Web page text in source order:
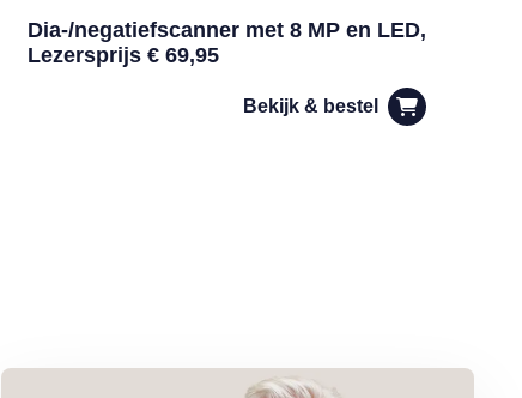
Dia-/negatiefscanner met 8 MP en LED,
Lezersprijs € 69,95
Bekijk & bestel
Lees meer over Column Jan Slagter: Marjan Berk